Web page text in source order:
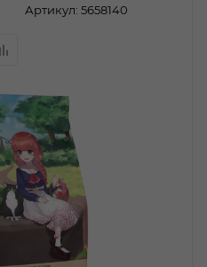
Артикул: 5658140